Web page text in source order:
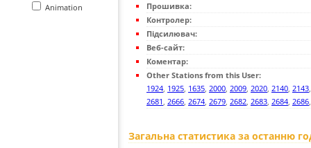
Animation
Прошивка:
Контролер:
Підсилювач:
Веб-сайт:
Коментар:
Other Stations from this User:
1924, 1925, 1635, 2000, 2009, 2020, 2140, 2143
2681, 2666, 2674, 2679, 2682, 2683, 2684, 2686
Загальна статистика за останню